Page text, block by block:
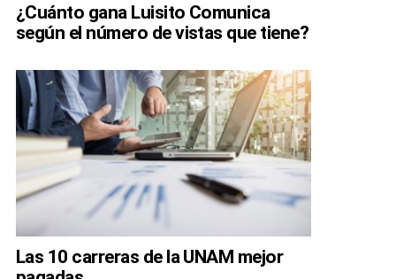
¿Cuánto gana Luisito Comunica
según el número de vistas que tiene?
Las 10 carreras de la UNAM mejor